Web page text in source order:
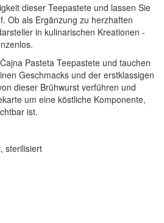
dieser Teepastete und lassen Sie
Ob als Ergänzung zu herzhaften
in kulinarischen Kreationen -
Pasteta Teepastete und tauchen
Geschmacks und der erstklassigen
dieser Brühwurst verführen und
um eine köstliche Komponente,
ist.
sterilisiert